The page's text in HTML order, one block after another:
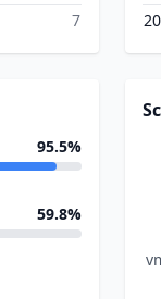
7
95.5%
59.8%